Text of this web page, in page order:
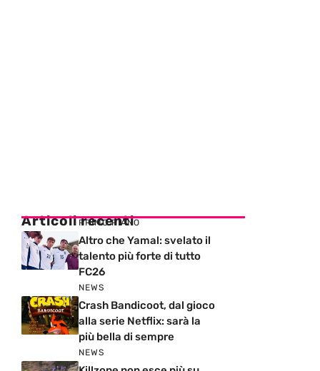
Articoli recenti
PRIMO PIANO
Altro che Yamal: svelato il
talento più forte di tutto
FC26
NEWS
Crash Bandicoot, dal gioco
alla serie Netflix: sarà la
più bella di sempre
NEWS